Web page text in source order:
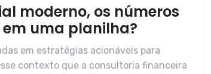
moderno, os números
uma planilha?
em estratégias acionáveis para
contexto que a consultoria financeira